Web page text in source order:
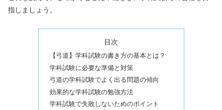
指しましょう。
目次
【弓道】学科試験の書き方の基本とは？
学科試験に必要な準備と対策
弓道の学科試験でよく出る問題の傾向
効果的な学科試験の勉強方法
学科試験で失敗しないためのポイント